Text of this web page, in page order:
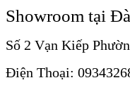
Showroom tại
Số 2 Vạn Kiếp
Điện Thoại: